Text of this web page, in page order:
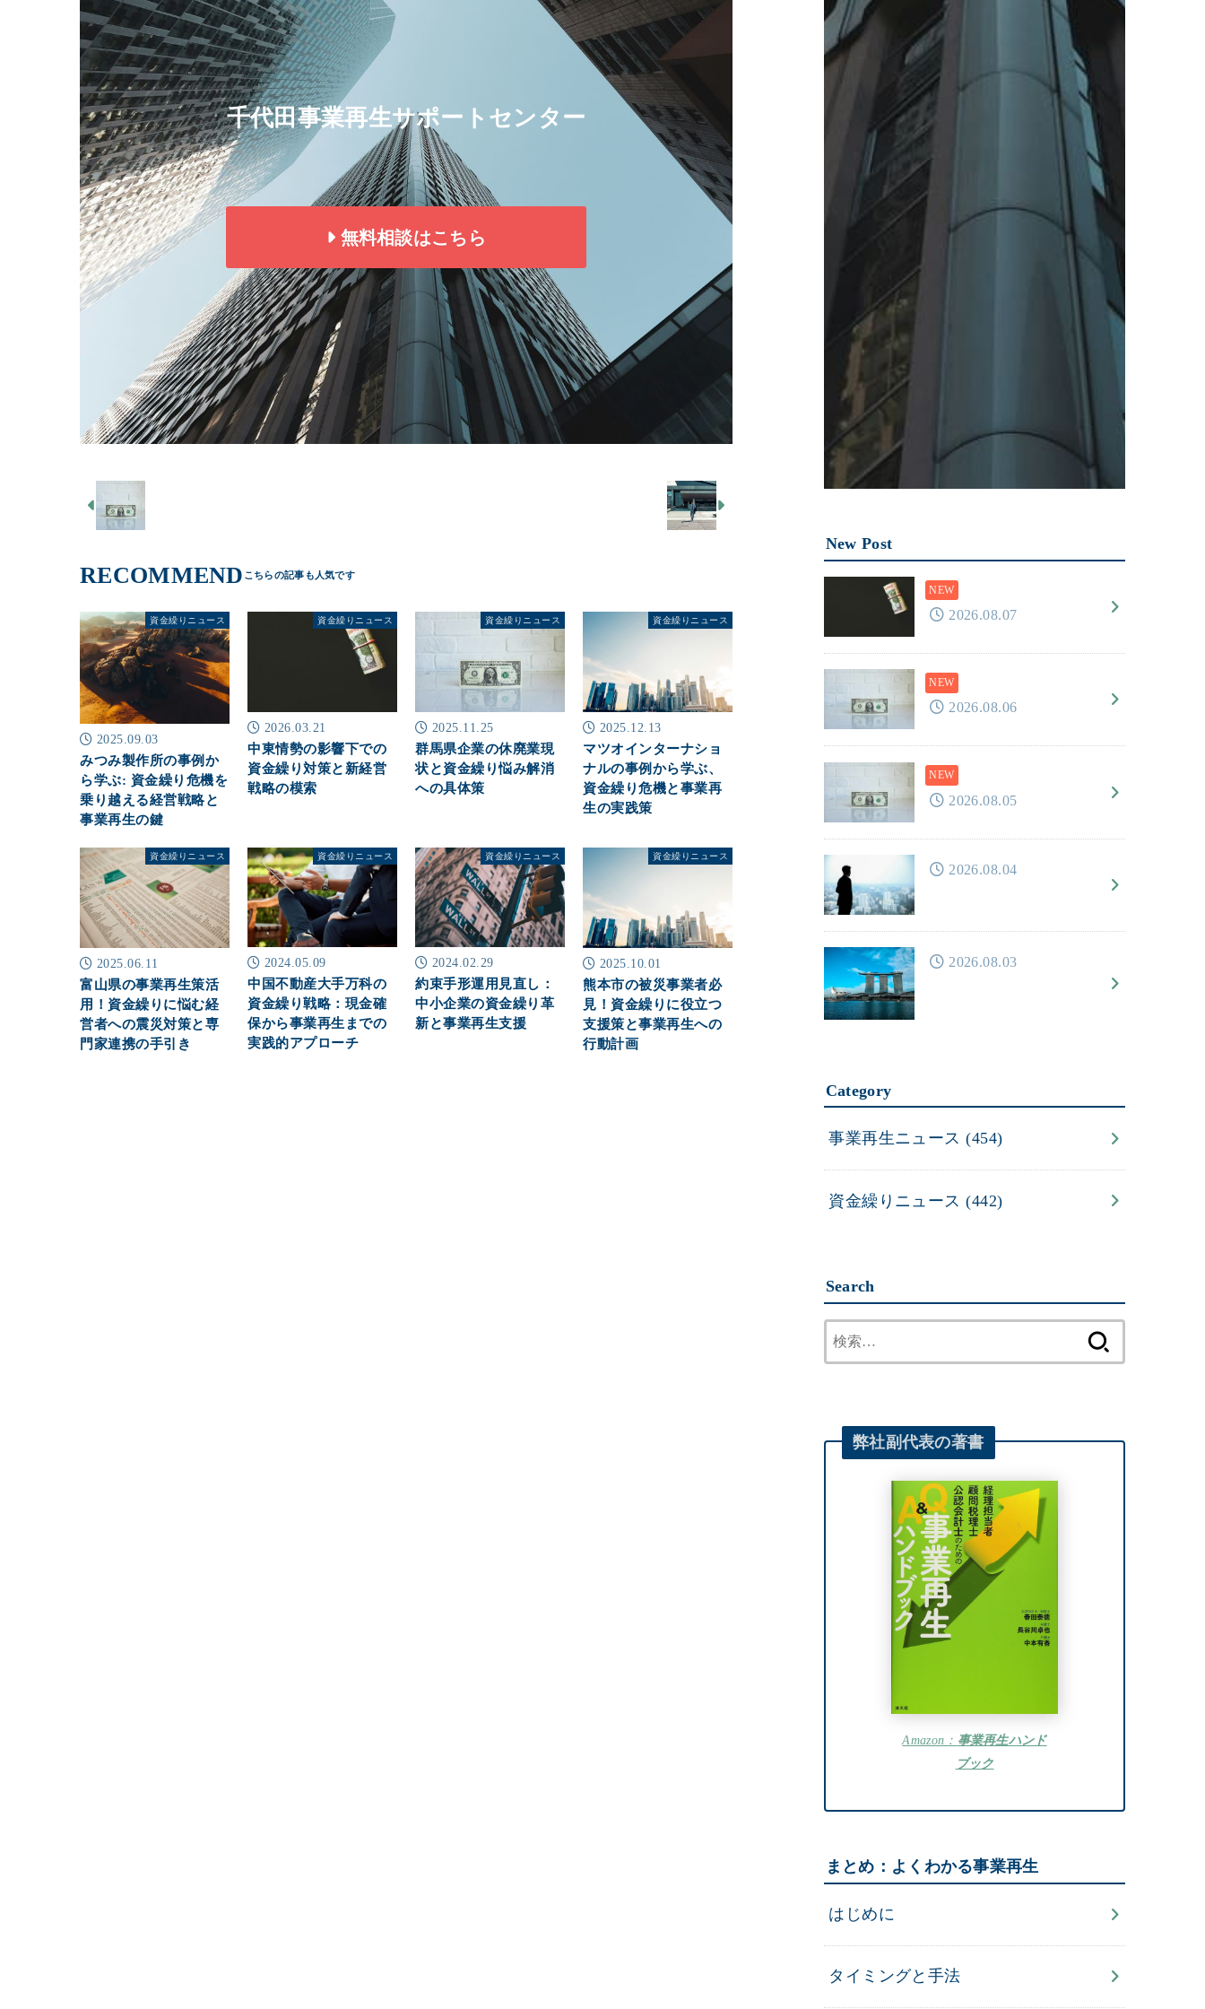
千代田事業再生サポートセンター
無料相談はこちら
RECOMMEND
資金繰りニュース
2025.09.03
みつみ製作所の事例か
ら学ぶ: 資金繰り危機を
乗り越える経営戦略と
事業再生の鍵
資金繰りニュース
2026.03.21
中東情勢の影響下での
資金繰り対策と新経営
戦略の模索
資金繰りニュース
2025.11.25
群馬県企業の休廃業現
状と資金繰り悩み解消
への具体策
資金繰りニュース
2025.12.13
マツオインターナショ
ナルの事例から学ぶ、
資金繰り危機と事業再
生の実践策
資金繰りニュース
2025.06.11
富山県の事業再生策活
用！資金繰りに悩む経
営者への震災対策と専
門家連携の手引き
資金繰りニュース
2024.05.09
中国不動産大手万科の
資金繰り戦略：現金確
保から事業再生までの
実践的アプローチ
資金繰りニュース
2024.02.29
約束手形運用見直し：
中小企業の資金繰り革
新と事業再生支援
資金繰りニュース
2025.10.01
熊本市の被災事業者必
見！資金繰りに役立つ
支援策と事業再生への
行動計画
New Post
2026.08.07
2026.08.06
2026.08.05
2026.08.04
2026.08.03
Category
事業再生ニュース(454)
資金繰りニュース(442)
Search
索:
弊社副代表の著書
Amazon： 事業再生ハンド
ブック
まとめ：よくわかる事業再生
はじめに
タイミングと手法